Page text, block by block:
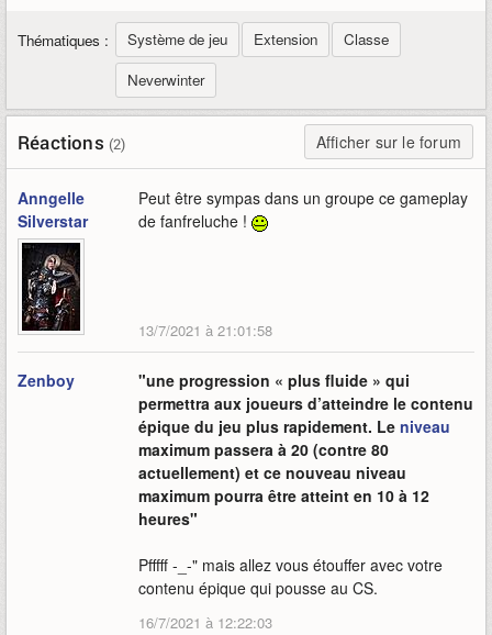
Thématiques : Système de jeu Extension
Classe
Neverwinter
Réactions (2) Afficher sur le forum
Anngelle
Silverstar
Peut être sympas dans un groupe ce gameplay
de fanfreluche !
13/7/2021 à 21:01:58
Zenboy
"une progression « plus fluide » qui
permettra aux joueurs d’atteindre le contenu
épique du jeu plus rapidement. Le niveau
maximum passera à 20 (contre 80
actuellement) et ce nouveau niveau
maximum pourra être atteint en 10 à 12
heures"
Pfffff -_-" mais allez vous étouffer avec votre
contenu épique qui pousse au CS.
16/7/2021 à 12:22:03